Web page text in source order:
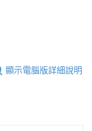
顯示電腦版詳細說明